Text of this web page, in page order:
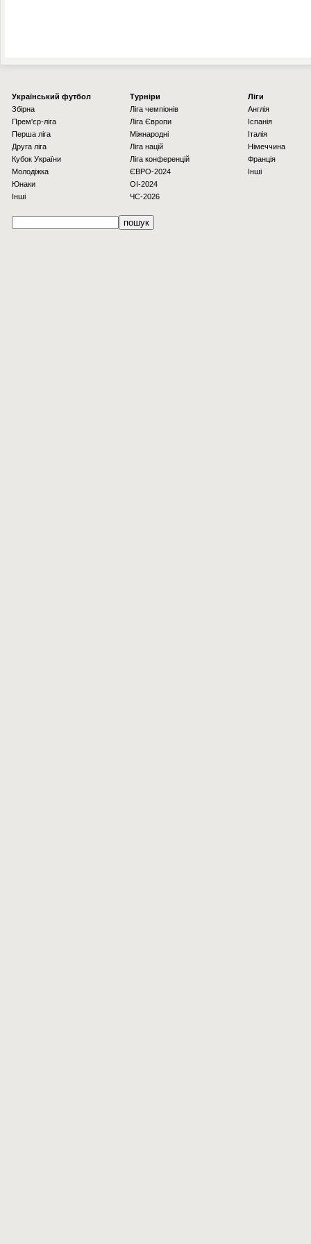
Українcький футбол
Збірна
Прем'єр-ліга
Перша ліга
Друга ліга
Кубок України
Молодіжка
Юнаки
Інші
Турніри
Ліга чемпіонів
Ліга Європи
Міжнародні
Ліга націй
Ліга конференцій
ЄВРО-2024
OI-2024
ЧС-2026
Ліги
Англія
Іспанія
Італія
Німеччина
Франція
Інші